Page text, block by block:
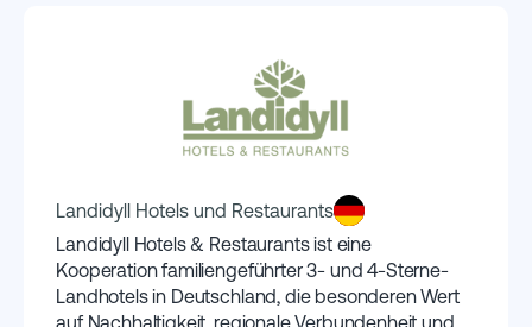
Landidyll Hotels und Restaurants
​Landidyll Hotels & Restaurants ist eine
Kooperation familiengeführter 3- und 4-Sterne-
Landhotels in Deutschland, die besonderen Wert
auf Nachhaltigkeit, regionale Verbundenheit und